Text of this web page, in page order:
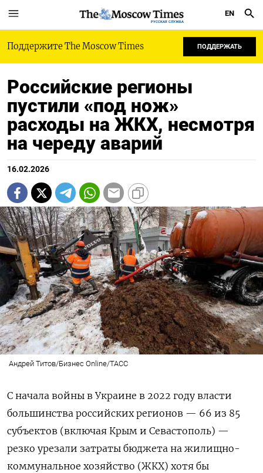
РУССКАЯ СЛУЖБА
EN
Поддержите The Moscow Times ПОДДЕРЖАТЬ
Российские регионы
пустили «под нож»
расходы на ЖКХ, несмотря
на череду аварий
16.02.2026
Андрей Титов/Бизнес Online/ТАСС
С начала войны в Украине в 2022 году власти
большинства российских регионов — 66 из 85
субъектов (включая Крым и Севастополь) —
резко урезали затраты бюджета на жилищно-
коммунальное хозяйство (ЖКХ) хотя бы